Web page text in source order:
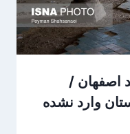
اصفهان /
وارد نشده